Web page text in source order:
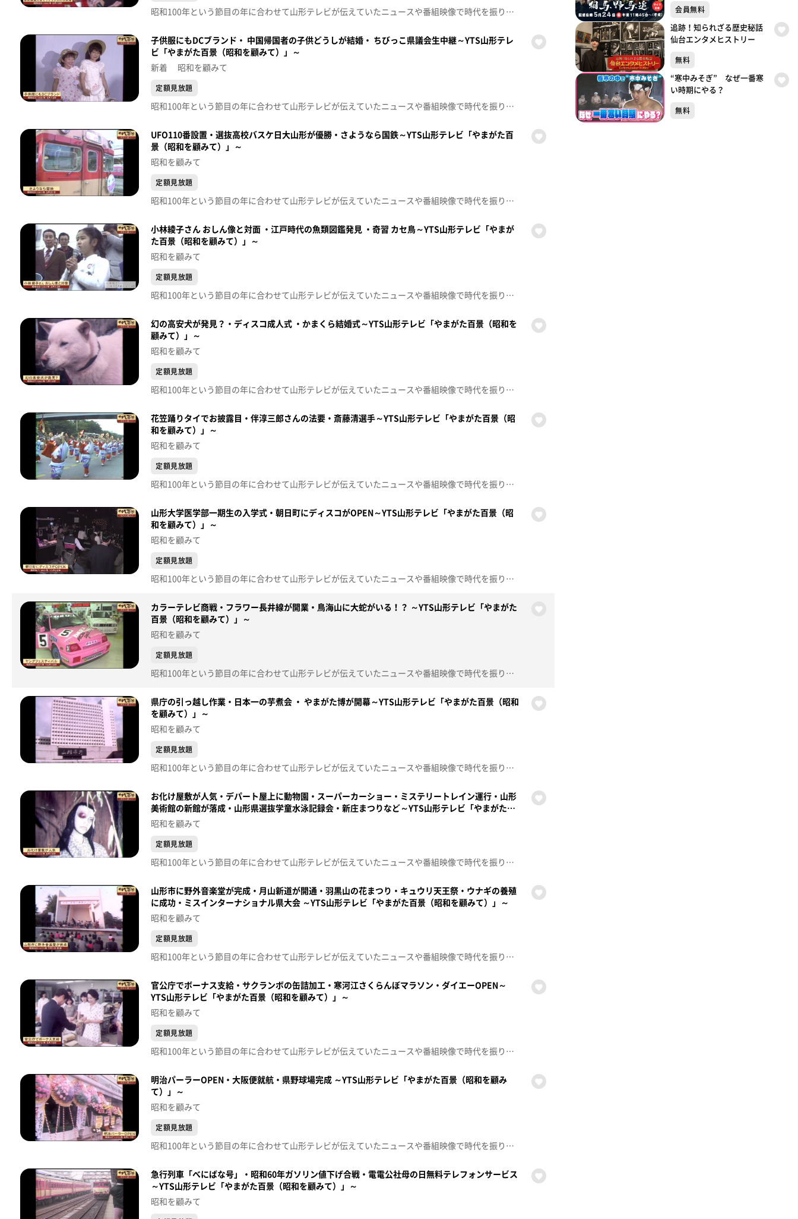
昭和100年という節目の年に合わせて山形テレビが伝えていたニュースや番組映像で時代を振り返る「やまがた百景～昭和を顧みて～」昭和46年 サクランボ娘昭和46年 サクランボ缶詰作業昭和58年 サクランボ選別機試運転昭和52年 サクランボ輸入阻止街頭活動昭和53年 アメリカ産初輸入昭和62年 新品種の申請ラッシュ昭和54年 さくらんぼマラソン大会昭和61年 サクランボ種吹き飛ばし大会昭和63年 トルコ・ギレスン市と姉妹都市昭和63年 園芸推進大会でサクランボの唄披露
子供服にもDCブランド・ 中国帰国者の子供どうしが結婚・ ちびっこ県議会生中継～YTS山形テレ
ビ「やまがた百景（昭和を顧みて）」～
新着 昭和を顧みて
定額見放題
昭和100年という節目の年に合わせて山形テレビが伝えていたニュースや番組映像で時代を振り返る「やまがた百景～昭和を顧みて～」昭和47年 子供大会で人形劇昭和55年 小学生座禅合宿昭和48年 凧あげ大会 昭和62年 三輪車レース昭和56年 こども銀行表彰式昭和58年 ちびっこ県議会生中継昭和53年 知事さんと子どものつどい昭和58年 中国帰国者の子供どうしが結婚昭和63年 子供服にもDCブランド
UFO110番設置・選抜高校バスケ日大山形が優勝・さようなら国鉄～YTS山形テレビ「やまがた百
景（昭和を顧みて）」～
昭和を顧みて
定額見放題
昭和100年という節目の年に合わせて山形テレビが伝えていたニュースや番組映像で時代を振り返る「やまがた百景～昭和を顧みて～」00:05 昭和49年 鳥海山噴火01:06 昭和57年 UFO110番設置01:48 昭和48年 入学おめでとうヒーローショー02:10 昭和48年 高校の合格発表02:31 昭和57年 選抜高校バスケ日大山形が優勝 03:11 昭和47年 ママさんバレーボール03:34 昭和55年 ジャンプ80やまがた 経営者100人100分討論04:23 昭和54年 庄内ナンバー交付05:00 昭和62年 スパイクタイヤ調査05:30 昭和62年 さようなら国鉄
小林綾子さん おしん像と対面 ・江戸時代の魚類図鑑発見 ・奇習 カセ鳥～YTS山形テレビ「やまが
た百景（昭和を顧みて）」～
昭和を顧みて
定額見放題
昭和100年という節目の年に合わせて山形テレビが伝えていたニュースや番組映像で時代を振り返る「やまがた百景～昭和を顧みて～」00:05 昭和51年 奇習 カセ鳥00:34 昭和60年 割烹調理師会 包丁式01:02 昭和60年 江戸時代の魚類図鑑発見01:38 昭和51年 観光映画「最上川の詩」ロケ02:03 昭和59年 小林綾子さん おしん像と対面 02:36 昭和61年 全国雪ダルマまつり03:07 昭和61年 雪の降る町を 鶴岡音楽祭03:35 昭和61年 大井沢中継局開局記念番組「ようこそ冬の西川町へ」04:22 昭和61年 開局15周年「なるほど・ザ・山形」
幻の高安犬が発見？・ディスコ成人式 ・かまくら結婚式～YTS山形テレビ「やまがた百景（昭和を
顧みて）」～
昭和を顧みて
定額見放題
昭和100年という節目の年に合わせて山形テレビが伝えていたニュースや番組映像で時代を振り返る「やまがた百景～昭和を顧みて～」00:05 昭和53年 幻の地駒 最上駒00:29 昭和57年 幻の高安犬が発見？01:11 昭和53年 天満神社の絵馬に外国語01:31 昭和54年 第１回山形県青年洋上大学02:31 昭和62年 ディスコ成人式 03:01 昭和62年 かまくら結婚式 03:24 昭和55年 蔵王雪像コンクール03:46 昭和60年 蔵王スーパーソリ大会04:24 昭和54年 蔵王インタースキー
花笠踊りタイでお披露目・伴淳三郎さんの法要・斎藤清選手～YTS山形テレビ「やまがた百景（昭
和を顧みて）」～
昭和を顧みて
定額見放題
昭和100年という節目の年に合わせて山形テレビが伝えていたニュースや番組映像で時代を振り返る「やまがた百景～昭和を顧みて～」00:05 昭和46年 臼づくり最盛期00:25 昭和48年 鋳物で干支づくり00:47 昭和61年 歳末商戦盛況01:19 昭和50年 YTSマンガ宣伝カー01:47 昭和57年 斎藤清選手 全日本選手権三冠達成02:19 昭和56年 伴淳三郎さんの法要 02:40 昭和60年 人口予想クイズ表彰式 03:00 昭和63年 サンマリーナ玉庭OPEN03:29 昭和61年 冬季五輪招致活動03:59 昭和62年 花笠踊りタイでお披露目04:28 昭和62年 ザ・JIMAN44開催
山形大学医学部一期生の入学式・朝日町にディスコがOPEN～YTS山形テレビ「やまがた百景（昭
和を顧みて）」～
昭和を顧みて
定額見放題
昭和100年という節目の年に合わせて山形テレビが伝えていたニュースや番組映像で時代を振り返る「やまがた百景～昭和を顧みて～」00:05 昭和61年 スリッパ供養00:27 昭和55年 祭文語りの披露00:55 昭和48年 山形大学医学部一期生の入学式01:13 昭和56年 アポロエクササイズ01:40 昭和61年 由美かおるさん02:03 昭和61年 上山温泉国際ムキムキ選手権02:32 昭和57年 朝日町にディスコがOPEN03:00 昭和62年 織田信長サミット03:39 昭和62年 小便小僧がマイケルジャクソンに
カラーテレビ商戦・フラワー長井線が開業・鳥海山に大蛇がいる！？ ～YTS山形テレビ「やまがた
百景（昭和を顧みて）」～
昭和を顧みて
定額見放題
昭和100年という節目の年に合わせて山形テレビが伝えていたニュースや番組映像で時代を振り返る「やまがた百景～昭和を顧みて～」00:00 昭和45年カラーテレビ商戦00:25 昭和62年 ヤングフェスティバル00:51 昭和49年 チャンネルはU①鳥海山に大蛇がいる！？ 01:52 昭和60年 旧朝日村のタキタロウ調査02:45 昭和51年 酒田東が秋季東北大会準優勝03:16 昭和53年 酒田大火復興地域に大型店OPEN03:35 昭和59年 酒田どんしゃんまつり03:51 昭和62年 もがみ大産業まつり04:12 昭和63年 フラワー長井線が開業04:40 昭和63年 オリンピックと競うリレーマラソン
県庁の引っ越し作業・日本一の芋煮会 ・ やまがた博が開幕～YTS山形テレビ「やまがた百景（昭和
を顧みて）」～
昭和を顧みて
定額見放題
昭和100年という節目の年に合わせて山形テレビが伝えていたニュースや番組映像で時代を振り返る「やまがた百景～昭和を顧みて～」00:00 昭和50年 県庁の引っ越し作業00:36 昭和51年 芋煮会でにぎわう01:21 平成元年 日本一の芋煮会 01:48 昭和47年ファミリーボウルOPEN02:05 昭和61年全日本下駄飛ばし02:31 昭和63年山下泰裕さん指導02:59 昭和62年 遅筆堂文庫がオープン03:26 昭和60年 開局15周年記念特番「気分は芭蕉で600里」04:13 昭和57年 やまがた博が開幕
お化け屋敷が人気・デパート屋上に動物園・スーパーカーショー・ミステリートレイン運行・山形
美術館の新館が落成・山形県選抜学童水泳記録会・新庄まつりなど～YTS山形テレビ「やまがた百
景（昭和を顧みて）」～
昭和を顧みて
定額見放題
昭和100年という節目の年に合わせて山形テレビが伝えていたニュースや番組映像で時代を振り返る「やまがた百景～昭和を顧みて～」00:00 昭和48年 お化け屋敷が人気00:28 昭和50年 デパート屋上に動物園00:54 昭和52年 スーパーカーショー01:13 昭和55年 ミステリートレイン運行01:43 昭和60年 山形美術館の新館が落成02:29 昭和56年 山形県選抜学童水泳記録会03:04 昭和54年 新庄まつり03:56 昭和59年 庶民信仰「おなかま」公開04:22 昭和62年 海中結婚式
山形市に野外音楽堂が完成・月山新道が開通・羽黒山の花まつり・キュウリ天王祭・ウナギの養殖
に成功・ミスインターナショナル県大会 ～YTS山形テレビ「やまがた百景（昭和を顧みて）」～
昭和を顧みて
定額見放題
昭和100年という節目の年に合わせて山形テレビが伝えていたニュースや番組映像で時代を振り返る「やまがた百景～昭和を顧みて～」00:00 昭和52年 山形市に野外音楽堂が完成00:50 昭和56年 月山新道が開通01:26 昭和57年 羽黒山の花まつり02:06 昭和54年 キュウリ天王祭02:38 昭和50年 ウナギの養殖に成功03:11 昭和46年 ミスインターナショナル県大会
官公庁でボーナス支給・サクランボの缶詰加工・寒河江さくらんぼマラソン・ダイエーOPEN～
YTS山形テレビ「やまがた百景（昭和を顧みて）」～
昭和を顧みて
定額見放題
昭和100年という節目の年に合わせて山形テレビが伝えていたニュースや番組映像で時代を振り返る「やまがた百景～昭和を顧みて～」00:00 オープニング00:05 昭和58年 あやめおとぎの国00:45 昭和62年 あつみバラ園カラオケ大会01:10 昭和46年 サクランボの缶詰加工01:43 昭和54年 寒河江さくらんぼマラソン02:17 昭和55年 山寺 奥の院で畳替え03:07 昭和48年 官公庁でボーナス支給03:42 昭和47年 ダイエーOPEN04:00 昭和48年 父の日で商店街にぎわう
明治パーラーOPEN・大阪便就航・県野球場完成 ～YTS山形テレビ「やまがた百景（昭和を顧み
て）」～
昭和を顧みて
定額見放題
昭和100年という節目の年に合わせて山形テレビが伝えていたニュースや番組映像で時代を振り返る「やまがた百景～昭和を顧みて～」00:05 昭和57年 瀬つき漁（舟形町小川町）00:38 昭和54年 酒田まつり（酒田市）01:33 昭和54年 山形～大阪便就航02:08 昭和60年 米新航空教室02:45 昭和50年 夢のスーパーバス03:10 昭和47年 明治パーラーOPEN03:40 昭和55年 県野球場完成
急行列車「べにばな号」・昭和60年ガソリン値下げ合戦・電電公社母の日無料テレフォンサービス
～YTS山形テレビ「やまがた百景（昭和を顧みて）」～
昭和を顧みて
会員無料
追跡！知られざる歴史秘話
仙台エンタメヒストリー
無料
“寒中みそぎ” なぜ一番寒
い時期にやる？
無料